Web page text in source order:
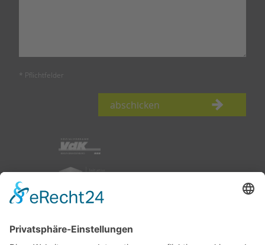
* Pflichtfelder
abschicken